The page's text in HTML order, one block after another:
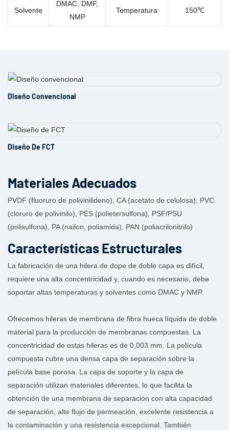
Solvente
DMAC, DMF,
NMP
Temperatura 150℃
Materiales Adecuados
PVDF (fluoruro de polivinilideno), CA (acetato de celulosa), PVC
(cloruro de polivinilo), PES (polietersulfona), PSF/PSU
(polisulfona), PA (nailon, poliamida), PAN (poliacrilonitrilo)
Características Estructurales
La fabricación de una hilera de dope de doble capa es difícil,
requiere una alta concentricidad y, cuando es necesario, debe
soportar altas temperaturas y solventes como DMAC y NMP.
Ofrecemos hileras de membrana de fibra hueca líquida de doble
material para la producción de membranas compuestas. La
concentricidad de estas hileras es de 0,003 mm. La película
compuesta cubre una densa capa de separación sobre la
película base porosa. La capa de soporte y la capa de
separación utilizan materiales diferentes, lo que facilita la
obtención de una membrana de separación con alta capacidad
de separación, alto flujo de permeación, excelente resistencia a
la contaminación y una resistencia excepcional. También
Diseño Convencional
Diseño De FCT